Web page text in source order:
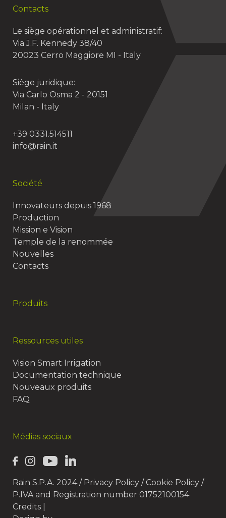
Contacts
Le siège opérationnel et administratif:
Via J.F. Kennedy 38/40
20023 Cerro Maggiore MI - Italy
Siège juridique:
Via Carlo Osma 2 - 20151
Milan - Italy
+39 0331.514511
info@rain.it
Société
Innovateurs depuis 1968
Production
Mission e Vision
Temple de la renommée
Nouvelles
Contacts
Produits
Ressources utiles
Vision Smart Irrigation
Documentation technique
Nouveaux produits
FAQ
Médias sociaux
Rain S.P.A. 2024 / Privacy Policy / Cookie Policy /
P.IVA and Registration number 01752100154
Credits